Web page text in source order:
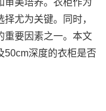
审美培养。衣柜作为
尤为关键。同时，
重要因素之一。本文
50cm深度的衣柜是否